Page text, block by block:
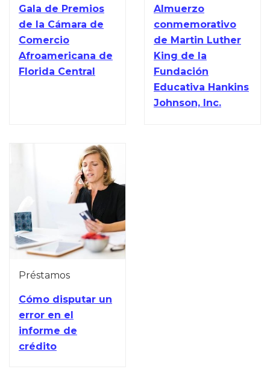
Gala de Premios
de la Cámara de
Comercio
Afroamericana de
Florida Central
Almuerzo
conmemorativo
de Martin Luther
King de la
Fundación
Educativa Hankins
Johnson, Inc.
Préstamos
Cómo disputar un
error en el
informe de
crédito